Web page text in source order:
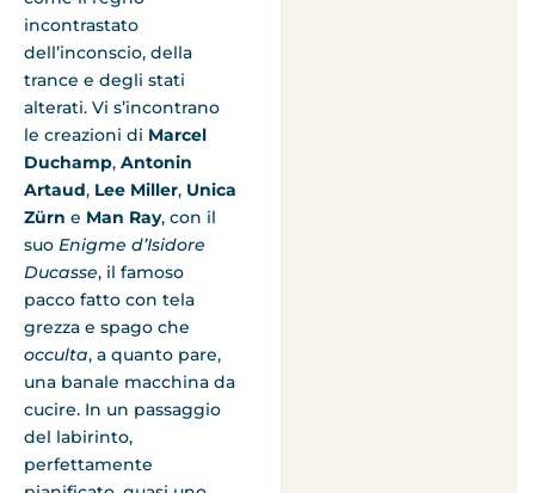
incontrastato
dell’inconscio, della
trance e degli stati
alterati. Vi s’incontrano
le creazioni di Marcel
Duchamp, Antonin
Artaud, Lee Miller, Unica
Zürn e Man Ray, con il
suo Enigme d’Isidore
Ducasse, il famoso
pacco fatto con tela
grezza e spago che
occulta, a quanto pare,
una banale macchina da
cucire. In un passaggio
del labirinto,
perfettamente